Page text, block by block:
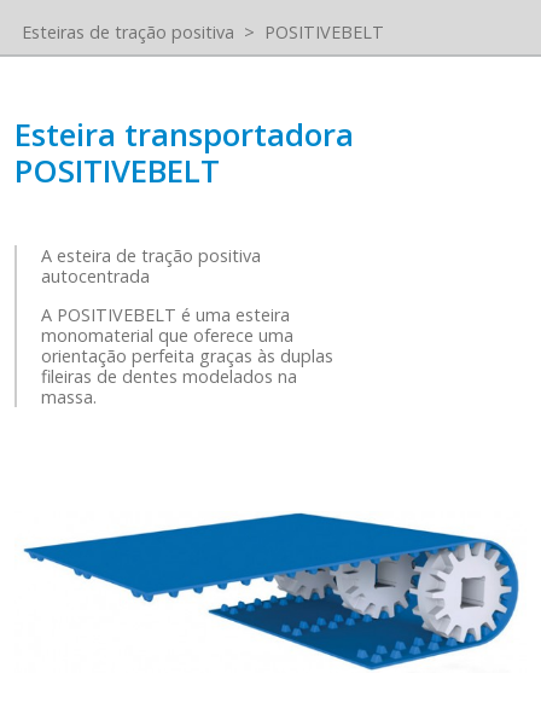
Esteiras de tração positiva > POSITIVEBELT
Esteira transportadora
POSITIVEBELT
A esteira de tração positiva
autocentrada
A POSITIVEBELT é uma esteira
monomaterial que oferece uma
orientação perfeita graças às duplas
fileiras de dentes modelados na
massa.